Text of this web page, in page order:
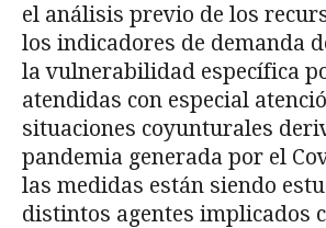
el análisis previo de los
los indicadores de demanda
la vulnerabilidad específica
atendidas con especial
situaciones coyunturales
pandemia generada por el
las medidas están siendo
distintos agentes implicados